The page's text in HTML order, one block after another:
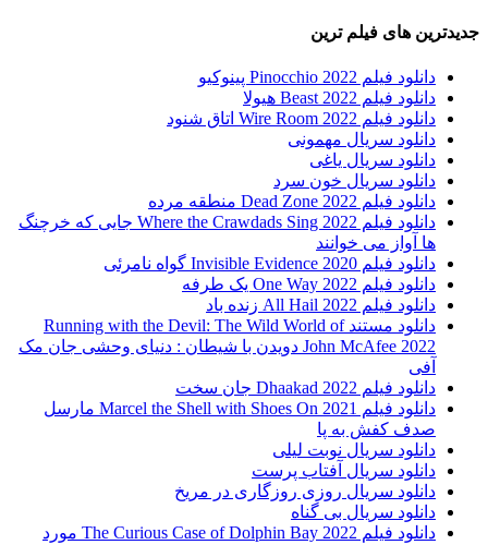
جدیدترین های فیلم ترین
دانلود فیلم Pinocchio 2022 پینوکیو
دانلود فیلم Beast 2022 هیولا
دانلود فیلم Wire Room 2022 اتاق شنود
دانلود سریال مهمونی
دانلود سریال یاغی
دانلود سریال خون سرد
دانلود فیلم 2022 Dead Zone منطقه مرده
دانلود فیلم Where the Crawdads Sing 2022 جایی که خرچنگ
ها آواز می خوانند
دانلود فیلم 2020 Invisible Evidence گواه نامرئی
دانلود فیلم One Way 2022 یک طرفه
دانلود فیلم All Hail 2022 زنده باد
دانلود مستند Running with the Devil: The Wild World of
John McAfee 2022 دویدن با شیطان : دنیای وحشی جان مک
آفی
دانلود فیلم Dhaakad 2022 جان سخت
دانلود فیلم Marcel the Shell with Shoes On 2021 مارسل
صدف کفش به پا
دانلود سریال نوبت لیلی
دانلود سریال آفتاب پرست
دانلود سریال روزی روزگاری در مریخ
دانلود سریال بی گناه
دانلود فیلم The Curious Case of Dolphin Bay 2022 مورد